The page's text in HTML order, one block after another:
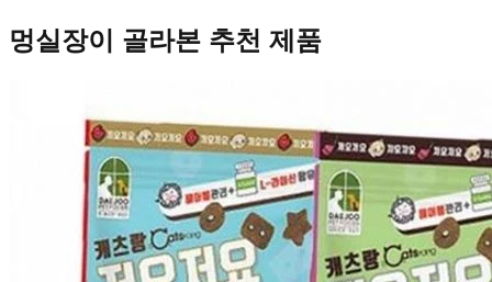
멍실장이 골라본 추천 제품